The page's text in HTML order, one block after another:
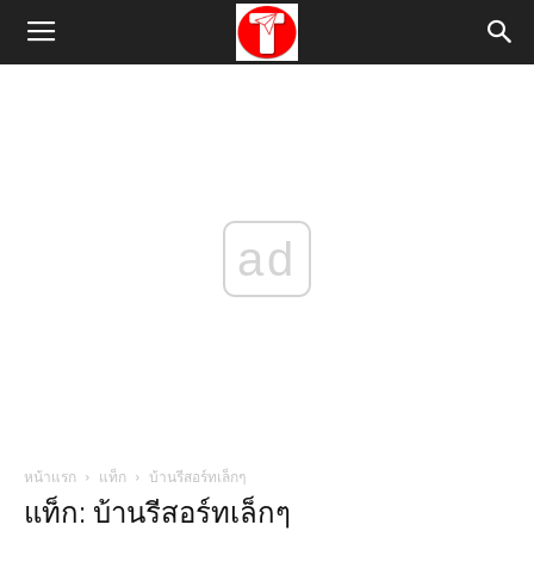
ad
หน้าแรก แท็ก บ้านรีสอร์ทเล็กๆ
แท็ก: บ้านรีสอร์ทเล็กๆ